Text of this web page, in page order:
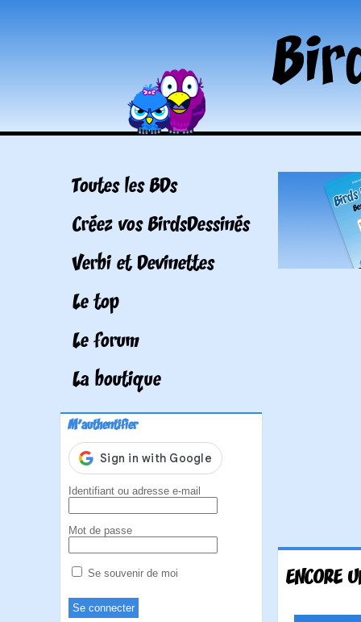
Toutes les BDs
Créez vos BirdsDessinés
Verbi et Devinettes
Le top
Le forum
La boutique
M'authentifier
Identifiant ou adresse e-mail
Mot de passe
Se souvenir de moi ENCORE